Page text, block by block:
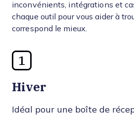
inconvénients, intégrations et
chaque outil pour vous aider à
correspond le mieux.
1
Hiver
Idéal pour une boîte de